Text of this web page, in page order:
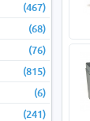
(467)
(68)
(76)
(815)
(6)
(241)